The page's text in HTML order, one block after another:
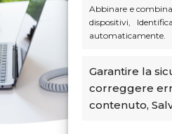
Abbinare e
dispositivi,
automaticamente.
Garantire la
correggere
contenuto,